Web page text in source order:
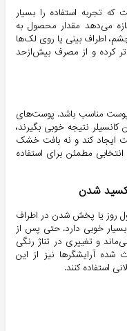
که تجربه استفاده را بسیار
می‌دهد مقدار محصول به
اطراف بینی یا روی لک‌ها
کرده و از مصرف بیش‌ازحد
پوست مناسب باشد. پوست‌های
نتیجه خوبی بگیرند،
ایجاد کند و نه بافت خشک
مطمئن برای استفاده
شدن
روز یا پخش شدن در اطراف
خوبی دارد. حتی پس از
و تغییری در تناژ رنگی
شده آرایشگرها نیز از این
استفاده کنند.